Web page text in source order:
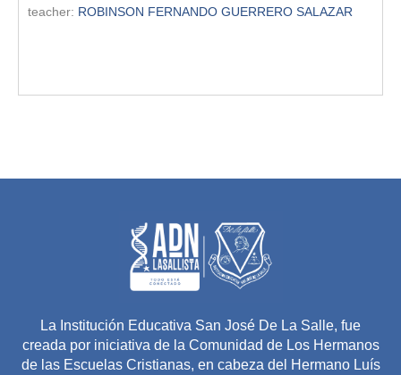
teacher: ROBINSON FERNANDO GUERRERO SALAZAR
La Institución Educativa San José De La Salle, fue
creada por iniciativa de la Comunidad de Los Hermanos
de las Escuelas Cristianas, en cabeza del Hermano Luís